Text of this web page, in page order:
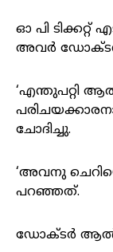
ഓ പി ടിക്കറ്റ്
അവർ
‘എന്തുപറ്റി
ചോദിച്ചു.
‘അവനു
പറഞ്ഞത്.
ഡോക്ടർ